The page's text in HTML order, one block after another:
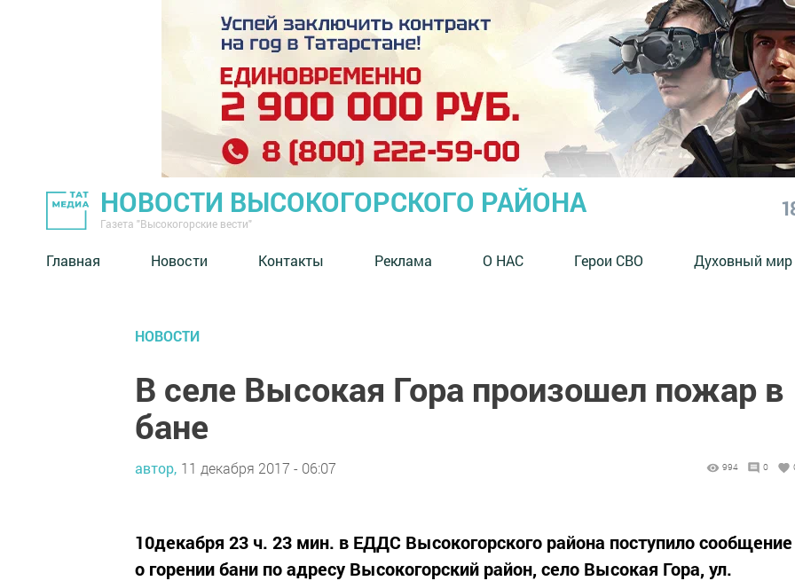
НОВОСТИ ВЫСОКОГОРСКОГО РАЙОНА
Газета "Высокогорские вести"
Главная Новости Контакты Реклама О НАС Герои СВО Духовный мир
НОВОСТИ
В селе Высокая Гора произошел пожар в
бане
автор, 11 декабря 2017 - 06:07 994 0
10декабря 23 ч. 23 мин. в ЕДДС Высокогорского района поступило сообщение
о горении бани по адресу Высокогорский район, село Высокая Гора, ул.